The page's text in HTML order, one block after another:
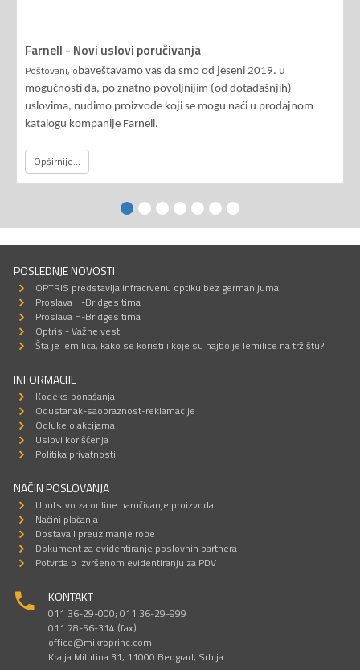
Farnell - Novi uslovi poručivanja
Poštovani, obaveštavamo vas da smo od jeseni 2019. u
mogućnosti da, po znatno povoljnijim (od dotadašnjih)
uslovima, nudimo proizvode koji se mogu naći u prodajnom
katalogu kompanije Farnell.
Opširnije...
POSLEDNJE NOVOSTI
OPTRIS predstavlja infracrvenu optiku bez germanijuma
Proslava H-Bridges tima
Proslava H-Bridges tima
Optris - Važne vesti
Šta je lemilica, kako se koristi i koje su najbolje lemilice na tržištu?
INFORMACIJE
Kodeks ponašanja
Odustanak-saobraznost-reklamacije
Odluke o akcijama
Uslovi korišćenja
Politika privatnosti
NAČIN POSLOVANJA
Uputstvo za online naručivanje proizvoda
Načini plaćanja
Dostava I preuzimanje robe
Dokument za evidentiranje poslovnih partnera
Potvrda o izvršenom evidentiranju za PDV
KONTAKT
011 36-29-000; 011 36-29-999
011 78-56-314 (fax)
office@mikroprinc.com
Kralja Milutina 31, 11000 Beograd, Srbija